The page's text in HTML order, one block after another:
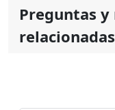
Preguntas y